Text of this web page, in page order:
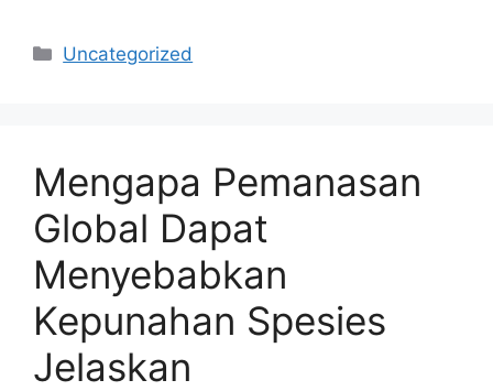
Categories
Uncategorized
Mengapa Pemanasan
Global Dapat
Menyebabkan
Kepunahan Spesies
Jelaskan